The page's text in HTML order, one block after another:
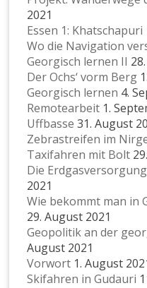
2021
Essen 1: Khatschapuri
Wo die Navigation
Georgisch lernen II
Der Ochs‘ vorm Berg
Georgisch lernen 4.
Remotearbeit 1.
Uffbasse 31. August
Zebrastreifen im
Taxifahren mit Bolt
Die
2021
Wie bekommt man in
29. August 2021
Geopolitik an der
August 2021
Vorwort 1. August
Skifahren in Gudauri